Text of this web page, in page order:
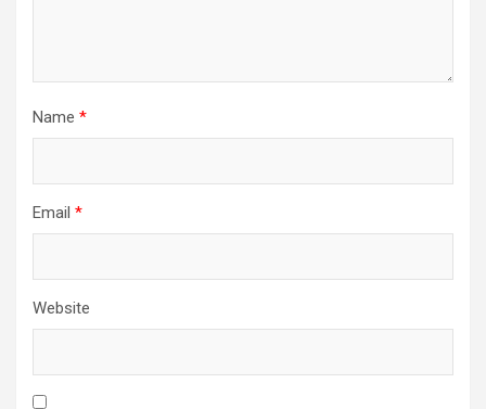
Name *
Email *
Website